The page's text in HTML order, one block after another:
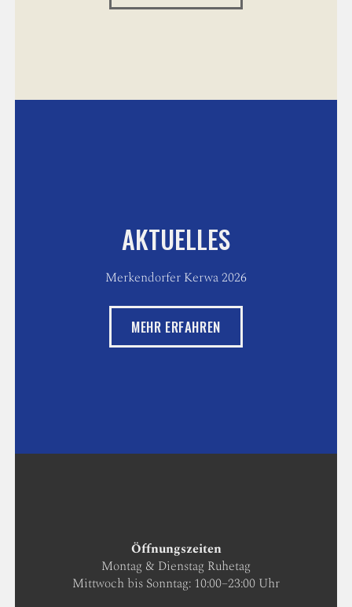
AKTUELLES
Merkendorfer Kerwa 2026
MEHR ERFAHREN
Öffnungszeiten
Montag & Dienstag Ruhetag
Mittwoch bis Sonntag: 10:00–23:00 Uhr